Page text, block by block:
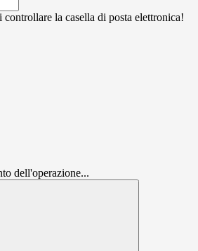
la casella di posta elettronica!
dell'operazione...